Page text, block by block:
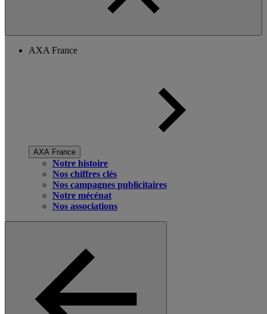
AXA France
AXA France
Notre histoire
Nos chiffres clés
Nos campagnes publicitaires
Notre mécénat
Nos associations